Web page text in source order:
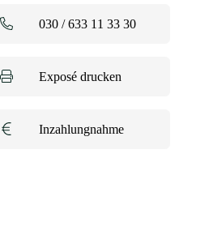
030 / 633 11 33 30
Exposé drucken
Inzahlungnahme